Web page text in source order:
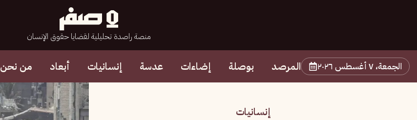
منصة راصدة تحليلية لقضايا حقوق الإنسان
الجمعة، ٧ أغسطس ٢٠٢٦ المرصد بوصلة إضاءات عدسة إنسانيات أبعاد من نحن
إنسانيات